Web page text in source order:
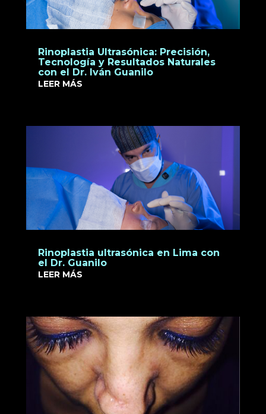
Rinoplastia Ultrasónica: Precisión,
Tecnología y Resultados Naturales
con el Dr. Iván Guanilo
LEER MÁS
Rinoplastia ultrasónica en Lima con
el Dr. Guanilo
LEER MÁS